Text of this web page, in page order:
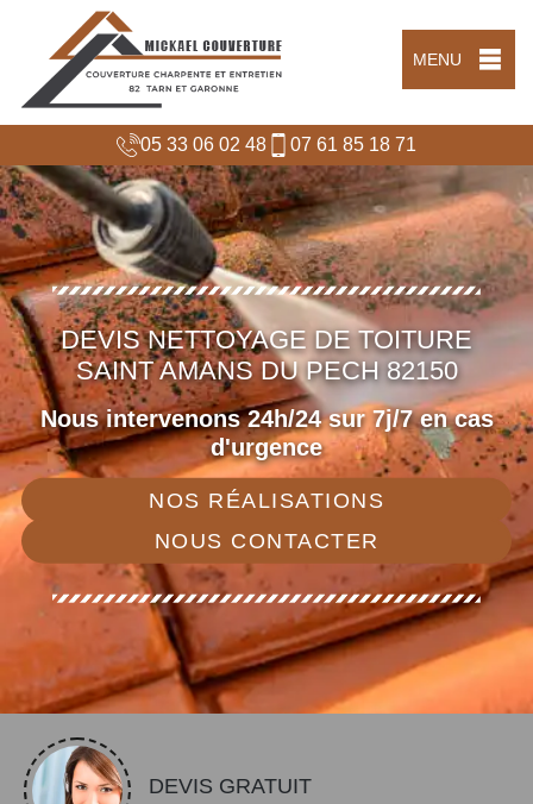
MENU
05 33 06 02 48 07 61 85 18 71
DEVIS NETTOYAGE DE TOITURE
SAINT AMANS DU PECH 82150
Nous intervenons 24h/24 sur 7j/7 en cas
d'urgence
NOS RÉALISATIONS
NOUS CONTACTER
DEVIS GRATUIT